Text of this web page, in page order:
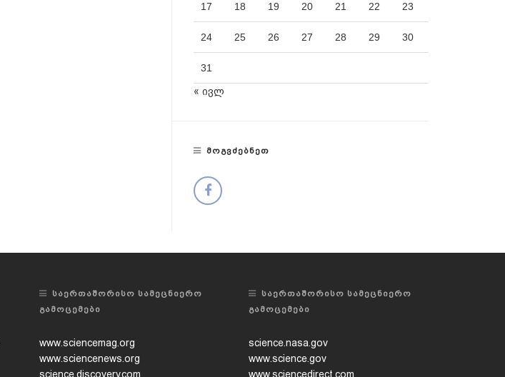
17 18 19 20 21 22 23
24 25 26 27 28 29 30
31
« ივლ
ᲛᲝᲒᲕᲫᲔᲑᲜᲔᲗ
ᲡᲐᲔᲠᲗᲐᲨᲝᲠᲘᲡᲝ ᲡᲐᲛᲔᲪᲜᲘᲔᲠᲝ
ᲒᲐᲛᲝᲪᲔᲛᲔᲑᲘ
www.sciencemag.org
www.sciencenews.org
science.discovery.com
ᲡᲐᲔᲠᲗᲐᲨᲝᲠᲘᲡᲝ ᲡᲐᲛᲔᲪᲜᲘᲔᲠᲝ
ᲒᲐᲛᲝᲪᲔᲛᲔᲑᲘ
science.nasa.gov
www.science.gov
www.sciencedirect.com